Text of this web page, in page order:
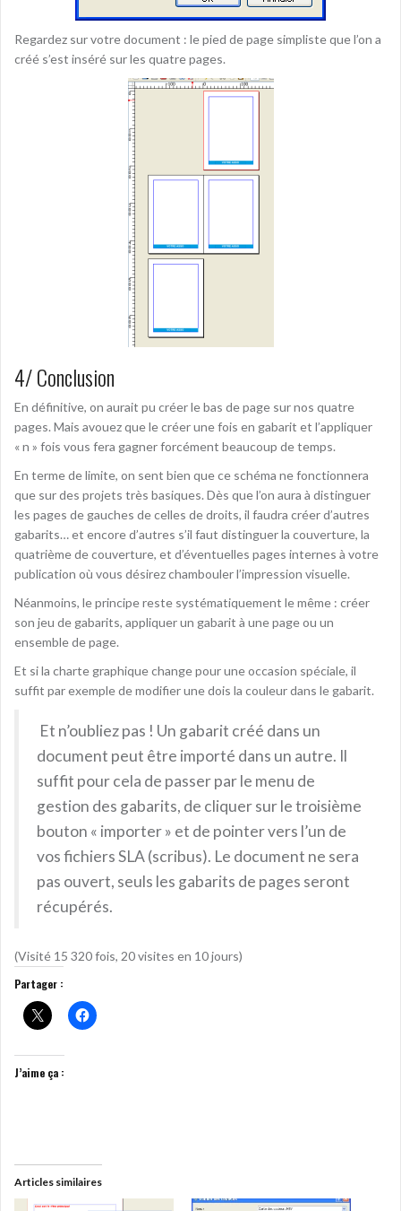
Regardez sur votre document : le pied de page simpliste que l’on a
créé s’est inséré sur les quatre pages.
4/ Conclusion
En définitive, on aurait pu créer le bas de page sur nos quatre
pages. Mais avouez que le créer une fois en gabarit et l’appliquer
« n » fois vous fera gagner forcément beaucoup de temps.
En terme de limite, on sent bien que ce schéma ne fonctionnera
que sur des projets très basiques. Dès que l’on aura à distinguer
les pages de gauches de celles de droits, il faudra créer d’autres
gabarits… et encore d’autres s’il faut distinguer la couverture, la
quatrième de couverture, et d’éventuelles pages internes à votre
publication où vous désirez chambouler l’impression visuelle.
Néanmoins, le principe reste systématiquement le même : créer
son jeu de gabarits, appliquer un gabarit à une page ou un
ensemble de page.
Et si la charte graphique change pour une occasion spéciale, il
suffit par exemple de modifier une dois la couleur dans le gabarit.
Et n’oubliez pas ! Un gabarit créé dans un
document peut être importé dans un autre. Il
suffit pour cela de passer par le menu de
gestion des gabarits, de cliquer sur le troisième
bouton « importer » et de pointer vers l’un de
vos fichiers SLA (scribus). Le document ne sera
pas ouvert, seuls les gabarits de pages seront
récupérés.
(Visité 15 320 fois, 20 visites en 10 jours)
Partager :
J’aime ça :
Articles similaires